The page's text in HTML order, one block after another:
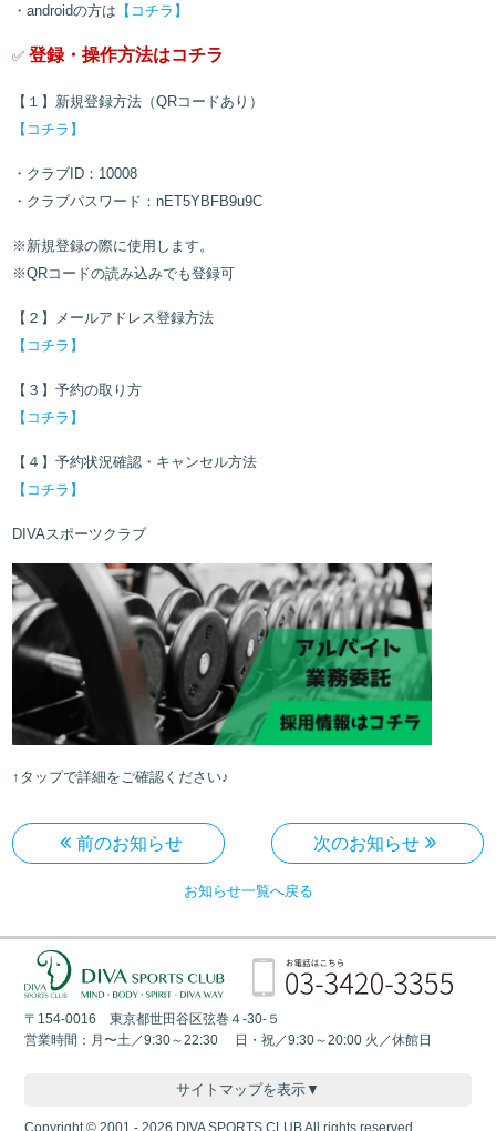
・androidの方は 【コチラ】
✅登録・操作方法はコチラ
【１】新規登録方法（QRコードあり）
【コチラ】
・クラブID：10008
・クラブパスワード：nET5YBFB9u9C
※新規登録の際に使用します。
※QRコードの読み込みでも登録可
【２】メールアドレス登録方法
【コチラ】
【３】予約の取り方
【コチラ】
【４】予約状況確認・キャンセル方法
【コチラ】
DIVAスポーツクラブ
↑タップで詳細をご確認ください♪
前のお知らせ 次のお知らせ
お知らせ一覧へ戻る
〒154-0016 東京都世田谷区弦巻４-30-５
営業時間：月〜土／9:30～22:30 日・祝／9:30～20:00 火／休館日
サイトマップを表示▼
Copyright © 2001 - 2026 DIVA SPORTS CLUB All rights reserved.